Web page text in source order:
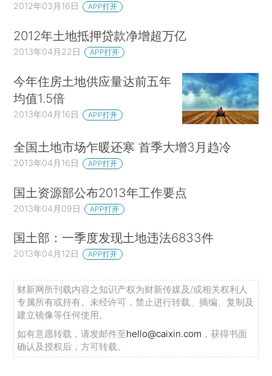
2012年03月16日 APP打开
2012年土地抵押贷款净增超万亿
2013年04月22日 APP打开
今年住房土地供应量达前五年
均值1.5倍
2013年04月16日 APP打开
全国土地市场乍暖还寒 首季大增3月趋冷
2013年04月16日 APP打开
国土资源部公布2013年工作要点
2013年04月09日 APP打开
国土部：一季度发现土地违法6833件
2013年04月12日 APP打开
财新网所刊载内容之知识产权为财新传媒及/或相关权利人
专属所有或持有。未经许可，禁止进行转载、摘编、复制及
建立镜像等任何使用。
如有意愿转载，请发邮件至hello@caixin.com ，获得书面
确认及授权后，方可转载。